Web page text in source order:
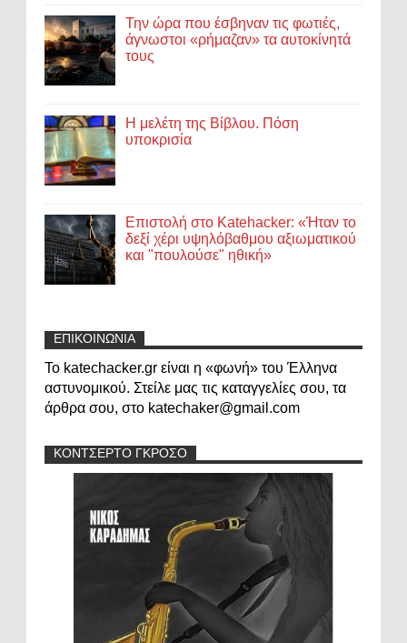
Την ώρα που έσβηναν τις φωτιές,
άγνωστοι «ρήμαζαν» τα αυτοκίνητά
τους
Η μελέτη της Βίβλου. Πόση
υποκρισία
Επιστολή στο Katehacker: «Ήταν το
δεξί χέρι υψηλόβαθμου αξιωματικού
και "πουλούσε" ηθική»
ΕΠΙΚΟΙΝΩΝΙΑ
Το katechacker.gr είναι η «φωνή» του Έλληνα
αστυνομικού. Στείλε μας τις καταγγελίες σου, τα
άρθρα σου, στο katechaker@gmail.com
ΚΟΝΤΣΕΡΤΟ ΓΚΡΟΣΟ